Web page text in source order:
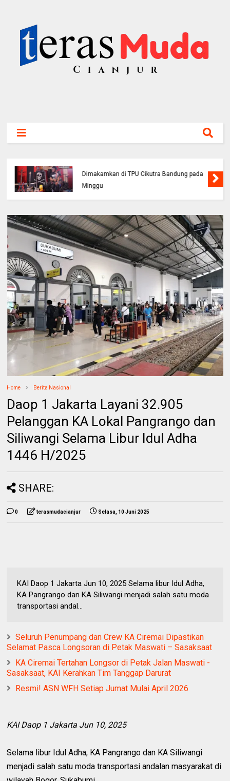
Cikondang Kini Rp100 Ribu? Ini Penjelasan
Pengelola
Home Berita Nasional
Daop 1 Jakarta Layani 32.905
Pelanggan KA Lokal Pangrango dan
Siliwangi Selama Libur Idul Adha
1446 H/2025
SHARE:
0 terasmudacianjur Selasa, 10 Juni 2025
KAI Daop 1 Jakarta Jun 10, 2025 Selama libur Idul Adha,
KA Pangrango dan KA Siliwangi menjadi salah satu moda
transportasi andal...
Seluruh Penumpang dan Crew KA Ciremai Dipastikan
Selamat Pasca Longsoran di Petak Maswati – Sasaksaat
KA Ciremai Tertahan Longsor di Petak Jalan Maswati -
Sasaksaat, KAI Kerahkan Tim Tanggap Darurat
Resmi! ASN WFH Setiap Jumat Mulai April 2026
KAI Daop 1 Jakarta Jun 10, 2025
Selama libur Idul Adha, KA Pangrango dan KA Siliwangi
menjadi salah satu moda transportasi andalan masyarakat di